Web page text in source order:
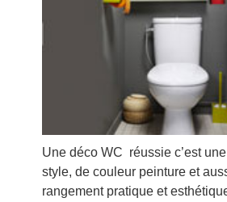
Une déco WC réussie c’est
style, de couleur peinture et
rangement pratique et